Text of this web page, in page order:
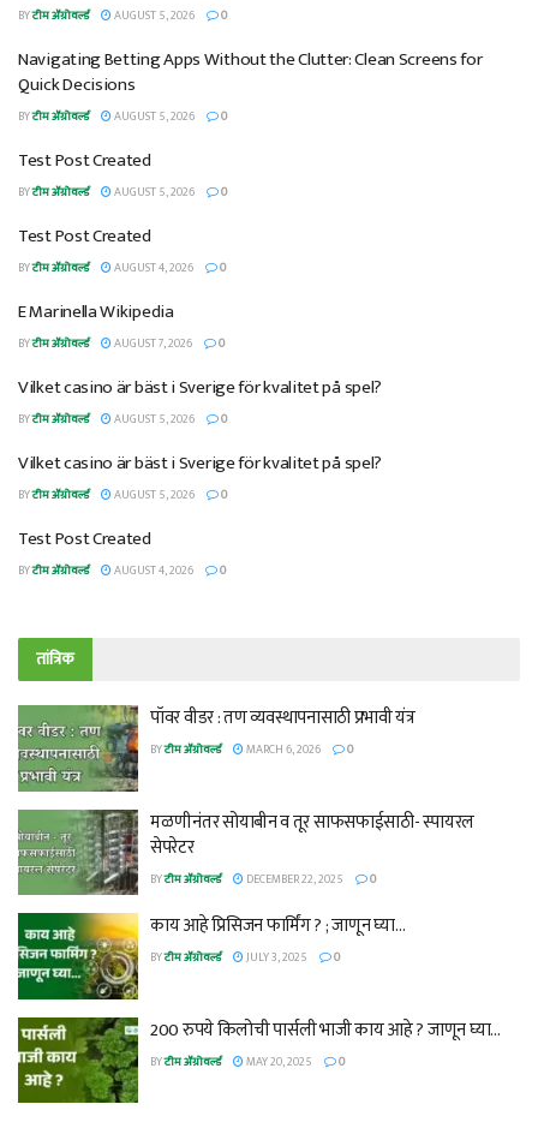
BYटीम ॲग्रोवर्ल्ड AUGUST 5, 2026 0
Navigating Betting Apps Without the Clutter: Clean Screens for
Quick Decisions
BYटीम ॲग्रोवर्ल्ड AUGUST 5, 2026 0
Test Post Created
BYटीम ॲग्रोवर्ल्ड AUGUST 5, 2026 0
Test Post Created
BYटीम ॲग्रोवर्ल्ड AUGUST 4, 2026 0
E Marinella Wikipedia
BYटीम ॲग्रोवर्ल्ड AUGUST 7, 2026 0
Vilket casino är bäst i Sverige för kvalitet på spel?
BYटीम ॲग्रोवर्ल्ड AUGUST 5, 2026 0
Vilket casino är bäst i Sverige för kvalitet på spel?
BYटीम ॲग्रोवर्ल्ड AUGUST 5, 2026 0
Test Post Created
BYटीम ॲग्रोवर्ल्ड AUGUST 4, 2026 0
तांत्रिक
पॉवर वीडर : तण व्यवस्थापनासाठी प्रभावी यंत्र
BYटीम ॲग्रोवर्ल्ड MARCH 6, 2026 0
मळणीनंतर सोयाबीन व तूर साफसफाईसाठी- स्पायरल
सेपरेटर
BYटीम ॲग्रोवर्ल्ड DECEMBER 22, 2025 0
काय आहे प्रिसिजन फार्मिंग ? ; जाणून घ्या…
BYटीम ॲग्रोवर्ल्ड JULY 3, 2025 0
200 रुपये किलोची पार्सली भाजी काय आहे ? जाणून घ्या…
BYटीम ॲग्रोवर्ल्ड MAY 20, 2025 0